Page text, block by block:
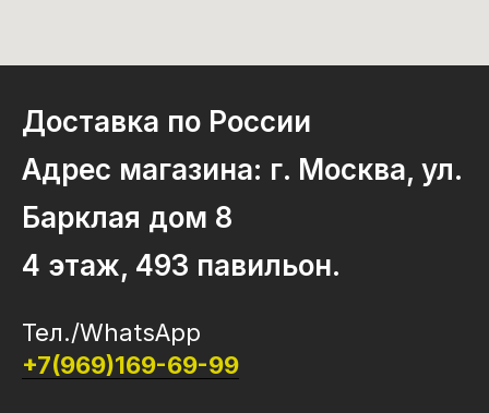
Доставка по России
Адрес магазина: г. Москва, ул.
Барклая дом 8
4 этаж, 493 павильон.
Тел./WhatsApp
+7(969)169-69-99